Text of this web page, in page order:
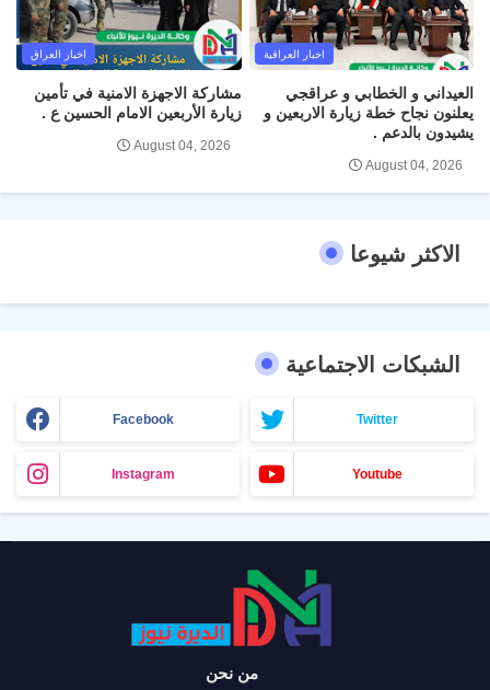
اخبار العراقية
العيداني و الخطابي و عراقجي
يعلنون نجاح خطة زيارة الاربعين و
يشيدون بالدعم .
August 04, 2026
اخبار العراق
مشاركة الاجهزة الامنية في تأمين
زيارة الأربعين الامام الحسين ع .
August 04, 2026
الاكثر شيوعا
الشبكات الاجتماعية
Facebook Twitter
Instagram Youtube
من نحن